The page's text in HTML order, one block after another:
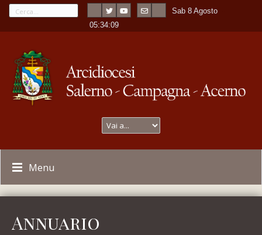
Sab 8 Agosto
-05:34:10
Menu
Annuario